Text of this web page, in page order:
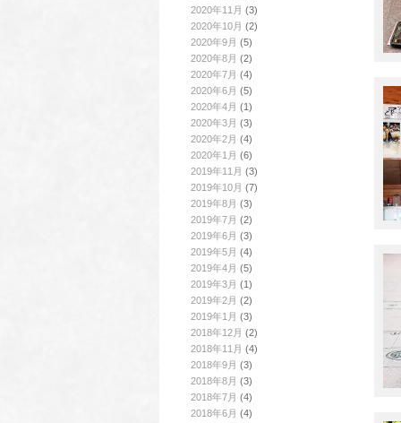
2020年11月 (3)
2020年10月 (2)
2020年9月 (5)
2020年8月 (2)
2020年7月 (4)
2020年6月 (5)
2020年4月 (1)
2020年3月 (3)
2020年2月 (4)
2020年1月 (6)
2019年11月 (3)
2019年10月 (7)
2019年8月 (3)
2019年7月 (2)
2019年6月 (3)
2019年5月 (4)
2019年4月 (5)
2019年3月 (1)
2019年2月 (2)
2019年1月 (3)
2018年12月 (2)
2018年11月 (4)
2018年9月 (3)
2018年8月 (3)
2018年7月 (4)
2018年6月 (4)